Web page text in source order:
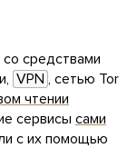
средствами
VPN , сетью Tor
чтении
сервисы сами
с их помощью